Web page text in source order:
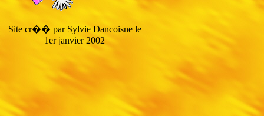
Site cr�� par Sylvie Dancoisne le
1er janvier 2002